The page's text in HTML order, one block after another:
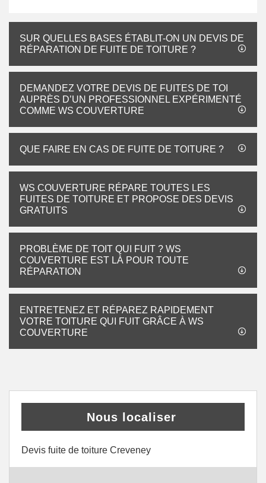
SUR QUELLES BASES ÉTABLIT-ON UN DEVIS DE
RÉPARATION DE FUITE DE TOITURE ?
DEMANDEZ VOTRE DEVIS DE FUITES DE TOI
AUPRÈS D’UN PROFESSIONNEL EXPÉRIMENTÉ
COMME WS COUVERTURE
QUE FAIRE EN CAS DE FUITE DE TOITURE ?
WS COUVERTURE RÉPARE TOUTES LES
FUITES DE TOITURE ET PROPOSE DES DEVIS
GRATUITS
PROBLÈME DE TOIT QUI FUIT ? WS
COUVERTURE EST LÀ POUR TOUTE
RÉPARATION
ENTRETENEZ ET RÉPAREZ RAPIDEMENT
VOTRE TOITURE QUI FUIT GRÂCE À WS
COUVERTURE
Nous localiser
Devis fuite de toiture Creveney